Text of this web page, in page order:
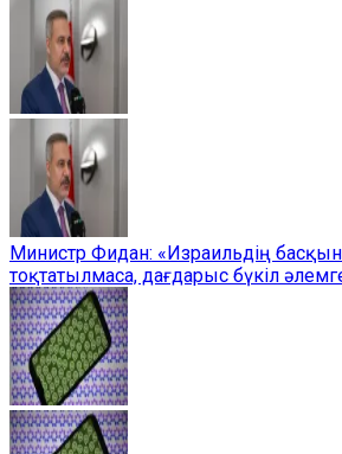
Министр Фидан: «Израильдің
тоқтатылмаса, дағдарыс бүкіл